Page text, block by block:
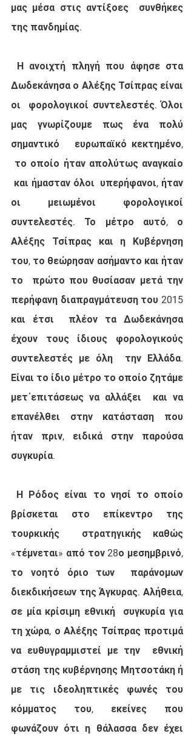
μας μέσα στις αντίξοες  συνθήκες
της πανδημίας.
Δωδεκάνησα ο Αλέξης Τσίπρας είναι
οι  φορολογικοί συντελεστές. Όλοι
μας γνωρίζουμε πως ένα πολύ
σημαντικό   ευρωπαϊκό κεκτημένο,
το οποίο ήταν απολύτως αναγκαίο
και ήμασταν όλοι  υπερήφανοι, ήταν
οι μειωμένοι φορολογικοί
συντελεστές. Το μέτρο αυτό, ο
Αλέξης Τσίπρας και η Κυβέρνηση
του, το θεώρησαν ασήμαντο και ήταν
το  πρώτο που θυσίασαν μετά την
περήφανη διαπραγμάτευση του 2015
και έτσι  πλέον τα Δωδεκάνησα
έχουν τους ίδιους φορολογικούς
συντελεστές με όλη  την Ελλάδα.
Είναι το ίδιο μέτρο το οποίο ζητάμε
μετ΄επιτάσεως να αλλάξει  και να
επανέλθει στην κατάσταση που
ήταν πριν, ειδικά στην παρούσα
συγκυρία.
βρίσκεται στο επίκεντρο της
τουρκικής  στρατηγικής καθώς
«τέμνεται» από τον 28ο μεσημβρινό,
το νοητό όριο των  παράνομων
διεκδικήσεων της Άγκυρας. Αλήθεια,
σε μία κρίσιμη εθνική  συγκυρία για
τη χώρα, ο Αλέξης Τσίπρας προτιμά
να ευθυγραμμιστεί με την  εθνική
στάση της κυβέρνησης Μητσοτάκη ή
με τις ιδεοληπτικές φωνές του
κόμματος του, εκείνες που
φωνάζουν ότι η θάλασσα δεν έχει